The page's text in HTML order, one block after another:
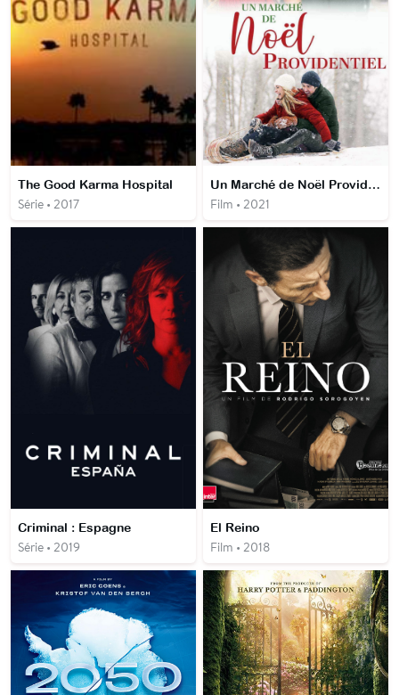
The Good Karma Hospital
Série • 2017
Un Marché de Noël Providentiel
Film • 2021
Criminal : Espagne
Série • 2019
El Reino
Film • 2018